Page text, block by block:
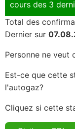
cours des 3
Total des
Dernier sur
Personne ne veut
Est-ce que cette
l'autogaz?
Cliquez si cette